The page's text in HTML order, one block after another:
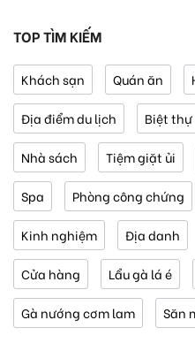
TOP TÌM KIẾM
Khách sạn Quán ăn
Địa điểm du lịch Biệt thự
Nhà sách Tiệm giặt ủi
Spa Phòng công chứng
Kinh nghiệm Địa danh
Cửa hàng Lẩu gà lá é
Gà nướng cơm lam Săn